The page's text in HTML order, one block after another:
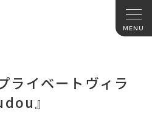
ライベートヴィラ
』